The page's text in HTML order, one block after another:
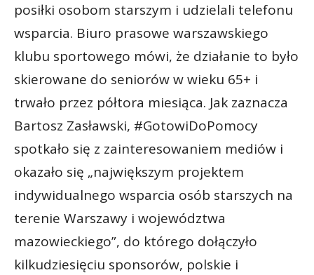
posiłki osobom starszym i udzielali telefonu
wsparcia. Biuro prasowe warszawskiego
klubu sportowego mówi, że działanie to było
skierowane do seniorów w wieku 65+ i
trwało przez półtora miesiąca. Jak zaznacza
Bartosz Zasławski, #GotowiDoPomocy
spotkało się z zainteresowaniem mediów i
okazało się „największym projektem
indywidualnego wsparcia osób starszych na
terenie Warszawy i województwa
mazowieckiego”, do którego dołączyło
kilkudziesięciu sponsorów, polskie i